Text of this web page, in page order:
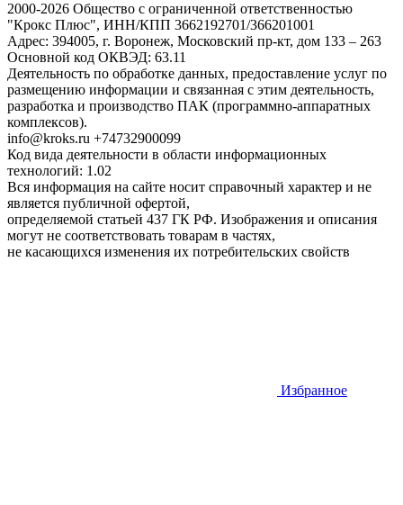
2000-2026 Общество с ограниченной ответственностью
"Крокс Плюс", ИНН/КПП 3662192701/366201001
Адрес: 394005, г. Воронеж, Московский пр-кт, дом 133 – 263
Основной код ОКВЭД: 63.11
Деятельность по обработке данных, предоставление услуг по
размещению информации и связанная с этим деятельность,
разработка и производство ПАК (программно-аппаратных
комплексов).
info@kroks.ru +74732900099
Код вида деятельности в области информационных
технологий: 1.02
Вся информация на сайте носит справочный характер и не
является публичной офертой,
определяемой статьей 437 ГК РФ. Изображения и описания
могут не соответствовать товарам в частях,
не касающихся изменения их потребительских свойств
Избранное